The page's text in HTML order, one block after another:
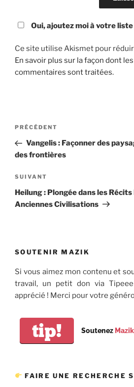
Oui, ajoutez moi à votre
Ce site utilise Akismet pour
En savoir plus sur la façon dont
commentaires sont traitées.
Navigation
l’article
Article
précédent
PRÉCÉDENT
Vangelis : Façonner des
des frontières
Article
suivant
SUIVANT
Heilung : Plongée dans les
Anciennes Civilisations
SOUTENIR MAZIK
Si vous aimez mon contenu et
travail, un petit don via
apprécié ! Merci pour votre
tip! Soutenez Mazik
FAIRE UNE RECHERCHE